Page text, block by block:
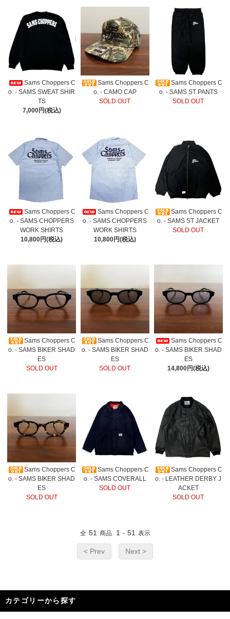
Sams Choppers C
o. - SAMS SWEAT SHIR
TS
7,000円(税込)
Sams Choppers C
o. - CAMO CAP
SOLD OUT
Sams Choppers C
o. - SAMS ST PANTS
SOLD OUT
Sams Choppers C
o. - SAMS CHOPPERS
WORK SHIRTS
10,800円(税込)
Sams Choppers C
o. - SAMS CHOPPERS
WORK SHIRTS
10,800円(税込)
Sams Choppers C
o. - SAMS ST JACKET
SOLD OUT
Sams Choppers C
o. - SAMS BIKER SHAD
ES
SOLD OUT
Sams Choppers C
o. - SAMS BIKER SHAD
ES
SOLD OUT
Sams Choppers C
o. - SAMS BIKER SHAD
ES
14,800円(税込)
Sams Choppers C
o. - SAMS BIKER SHAD
ES
SOLD OUT
Sams Choppers C
o. - SAMS COVERALL
SOLD OUT
Sams Choppers C
o. - LEATHER DERBY J
ACKET
SOLD OUT
全 51 商品 1 - 51 表示
< Prev Next >
カテゴリーから探す